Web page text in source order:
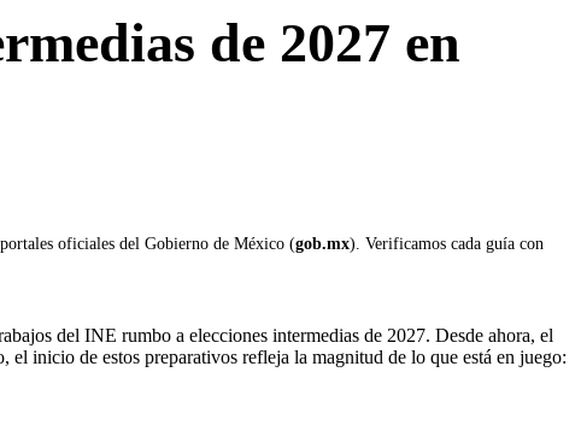
de 2027 en
oficiales del Gobierno de México (gob.mx). Verificamos cada guía con
del INE rumbo a elecciones intermedias de 2027. Desde ahora, el
inicio de estos preparativos refleja la magnitud de lo que está en juego: